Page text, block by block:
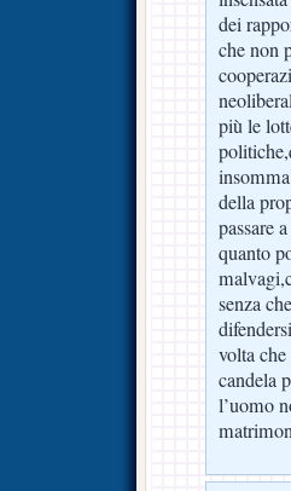
dei
che non
più le
della
passare
quanto
senza
volta
candela
l’uomo